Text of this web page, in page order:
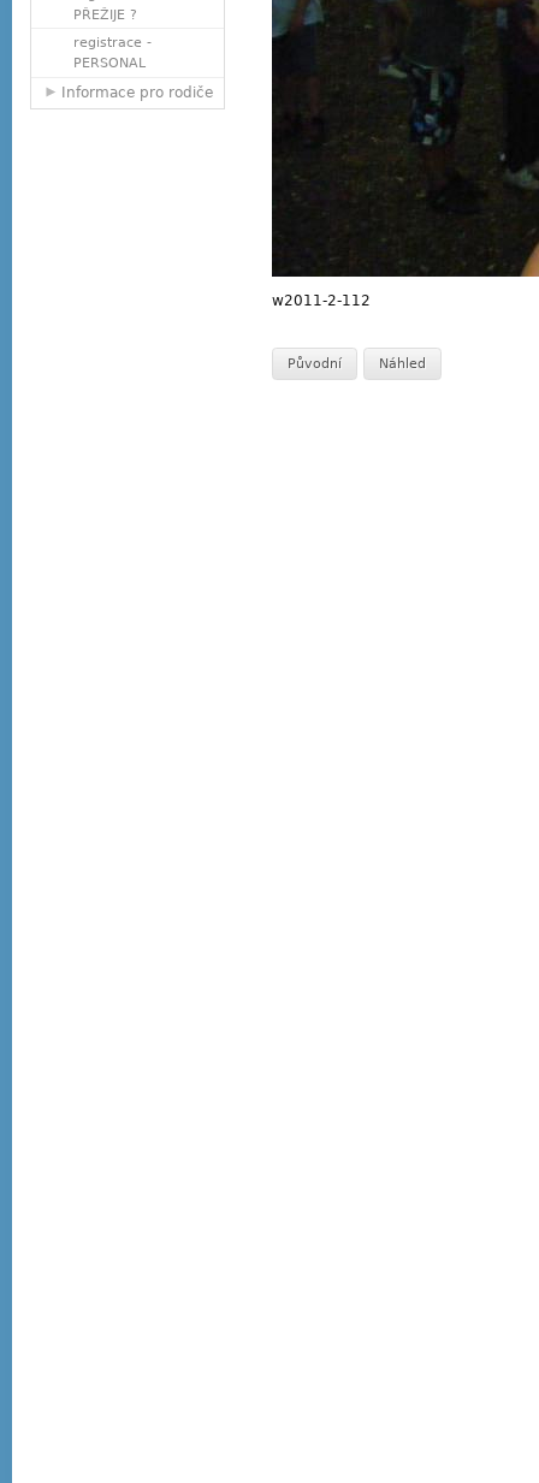
PŘEŽIJE ?
registrace -
PERSONAL
Informace pro rodiče
w2011-2-112
Původní Náhled